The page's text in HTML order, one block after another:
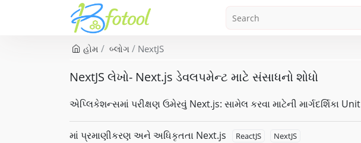
હોમ બ્લોગ NextJS
NextJS લેખો- Next.js ડેવલપમેન્ટ માટે સંસાધનો શોધો
એપ્લિકેશન્સમાં પરીક્ષણ ઉમેરવું Next.js: સામેલ કરવા માટેની માર્ગદર્શિકા
માં પ્રમાણીકરણ અને અધિકૃતતા Next.js ReactJS NextJS